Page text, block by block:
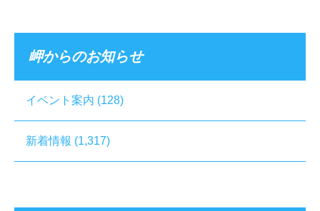
岬からのお知らせ
イベント案内 (128)
新着情報 (1,317)